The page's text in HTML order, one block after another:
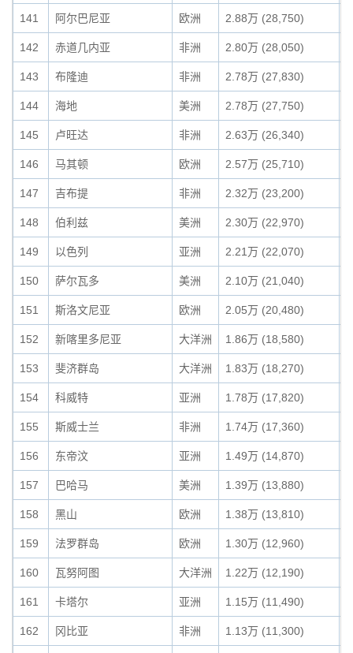
141 阿尔巴尼亚 欧洲 2.88万 (28,750)
142 赤道几内亚 非洲 2.80万 (28,050)
143 布隆迪 非洲 2.78万 (27,830)
144 海地 美洲 2.78万 (27,750)
145 卢旺达 非洲 2.63万 (26,340)
146 马其顿 欧洲 2.57万 (25,710)
147 吉布提 非洲 2.32万 (23,200)
148 伯利兹 美洲 2.30万 (22,970)
149 以色列 亚洲 2.21万 (22,070)
150 萨尔瓦多 美洲 2.10万 (21,040)
151 斯洛文尼亚 欧洲 2.05万 (20,480)
152 新喀里多尼亚 大洋洲 1.86万 (18,580)
153 斐济群岛 大洋洲 1.83万 (18,270)
154 科威特 亚洲 1.78万 (17,820)
155 斯威士兰 非洲 1.74万 (17,360)
156 东帝汶 亚洲 1.49万 (14,870)
157 巴哈马 美洲 1.39万 (13,880)
158 黑山 欧洲 1.38万 (13,810)
159 法罗群岛 欧洲 1.30万 (12,960)
160 瓦努阿图 大洋洲 1.22万 (12,190)
161 卡塔尔 亚洲 1.15万 (11,490)
162 冈比亚 非洲 1.13万 (11,300)